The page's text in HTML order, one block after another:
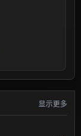
显示更多